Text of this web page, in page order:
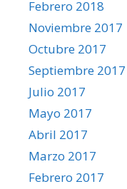
Febrero 2018
Noviembre 2017
Octubre 2017
Septiembre 2017
Julio 2017
Mayo 2017
Abril 2017
Marzo 2017
Febrero 2017